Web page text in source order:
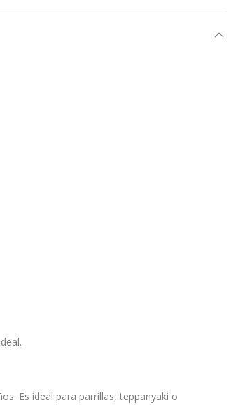
Es ideal para parrillas, teppanyaki o